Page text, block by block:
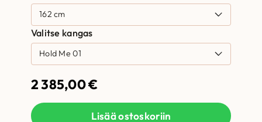
Valitse kangas
2 385,00€
Lisää ostoskoriin